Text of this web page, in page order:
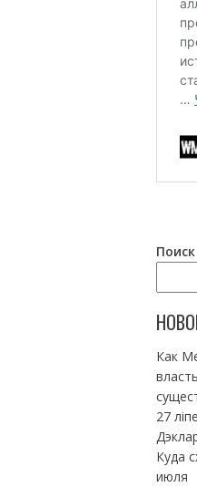
Поиск
Как
27
Куда
июля